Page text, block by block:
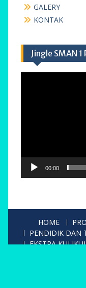
GALERY
KONTAK
Jingle SMAN
00:00
HOME
PENDIDIK DAN
EKSTRA